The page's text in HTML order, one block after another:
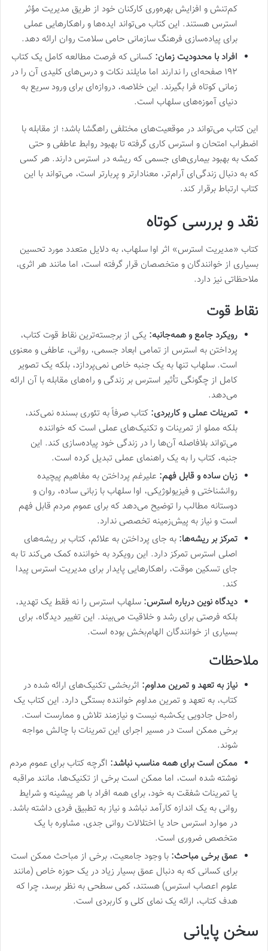
کم‌تنش و افزایش بهره‌وری کارکنان خود از طریق مدیریت مؤثر
استرس هستند. این کتاب می‌تواند ایده‌ها و راهکارهایی عملی
برای پیاده‌سازی فرهنگ سازمانی حامی سلامت روان ارائه دهد.
افراد با محدودیت زمان: کسانی که فرصت مطالعه کامل یک کتاب
۱۹۲ صفحه‌ای را ندارند اما مایلند نکات و درس‌های کلیدی آن را در
زمانی کوتاه فرا بگیرند. این خلاصه، دروازه‌ای برای ورود سریع به
دنیای آموزه‌های سلهاب است.
این کتاب می‌تواند در موقعیت‌های مختلفی راهگشا باشد؛ از مقابله با
اضطراب امتحان و استرس کاری گرفته تا بهبود روابط عاطفی و حتی
کمک به بهبود بیماری‌های جسمی که ریشه در استرس دارند. هر کسی
که به دنبال زندگی‌ای آرام‌تر، معنادارتر و پربارتر است، می‌تواند با این
کتاب ارتباط برقرار کند.
نقد و بررسی کوتاه
کتاب «مدیریت استرس» اثر اوا سلهاب، به دلایل متعدد مورد تحسین
بسیاری از خوانندگان و متخصصان قرار گرفته است، اما مانند هر اثری،
ملاحظاتی نیز دارد.
نقاط قوت
رویکرد جامع و همه‌جانبه: یکی از برجسته‌ترین نقاط قوت کتاب،
پرداختن به استرس از تمامی ابعاد جسمی، روانی، عاطفی و معنوی
است. سلهاب تنها به یک جنبه خاص نمی‌پردازد، بلکه یک تصویر
کامل از چگونگی تأثیر استرس بر زندگی و راه‌های مقابله با آن ارائه
می‌دهد.
تمرینات عملی و کاربردی: کتاب صرفاً به تئوری بسنده نمی‌کند،
بلکه مملو از تمرینات و تکنیک‌های عملی است که خواننده
می‌تواند بلافاصله آن‌ها را در زندگی خود پیاده‌سازی کند. این
جنبه، کتاب را به یک راهنمای عملی تبدیل کرده است.
زبان ساده و قابل فهم: علیرغم پرداختن به مفاهیم پیچیده
روانشناختی و فیزیولوژیکی، اوا سلهاب با زبانی ساده، روان و
دوستانه مطالب را توضیح می‌دهد که برای عموم مردم قابل فهم
است و نیاز به پیش‌زمینه تخصصی ندارد.
تمرکز بر ریشه‌ها: به جای پرداختن به علائم، کتاب بر ریشه‌های
اصلی استرس تمرکز دارد. این رویکرد به خواننده کمک می‌کند تا به
جای تسکین موقت، راهکارهایی پایدار برای مدیریت استرس پیدا
کند.
دیدگاه نوین درباره استرس: سلهاب استرس را نه فقط یک تهدید،
بلکه فرصتی برای رشد و خلاقیت می‌بیند. این تغییر دیدگاه، برای
بسیاری از خوانندگان الهام‌بخش بوده است.
ملاحظات
نیاز به تعهد و تمرین مداوم: اثربخشی تکنیک‌های ارائه شده در
کتاب، به تعهد و تمرین مداوم خواننده بستگی دارد. این کتاب یک
راه‌حل جادویی یک‌شبه نیست و نیازمند تلاش و ممارست است.
برخی ممکن است در مسیر اجرای این تمرینات با چالش مواجه
شوند.
ممکن است برای همه مناسب نباشد: اگرچه کتاب برای عموم مردم
نوشته شده است، اما ممکن است برخی از تکنیک‌ها، مانند مراقبه
یا تمرینات شفقت به خود، برای همه افراد با هر پیشینه و شرایط
روانی به یک اندازه کارآمد نباشد و نیاز به تطبیق فردی داشته باشد.
در موارد استرس حاد یا اختلالات روانی جدی، مشاوره با یک
متخصص ضروری است.
عمق برخی مباحث: با وجود جامعیت، برخی از مباحث ممکن است
برای کسانی که به دنبال عمق بسیار زیاد در یک حوزه خاص (مانند
علوم اعصاب استرس) هستند، کمی سطحی به نظر برسد، چرا که
هدف کتاب، ارائه یک نمای کلی و کاربردی است.
سخن پایانی